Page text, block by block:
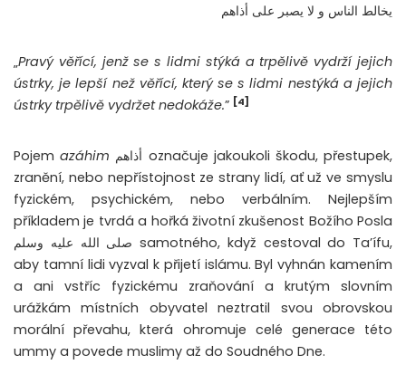
يخالط الناس و لا يصبر على أذاهم
„Pravý věřící, jenž se s lidmi stýká a trpělivě vydrží jejich
ústrky, je lepší než věřící, který se s lidmi nestýká a jejich
ústrky trpělivě vydržet nedokáže.” [4]
Pojemazáhim
zranění, nebo nepřístojnost ze strany lidí, ať už ve smyslu
fyzickém, psychickém, nebo verbálním. Nejlepším
příkladem je tvrdá a hořká životní zkušenost Božího Posla
صلى الله عليه وسلم samotného, když cestoval do Ta’ífu,
aby tamní lidi vyzval k přijetí islámu. Byl vyhnán kamením
a ani vstříc fyzickému zraňování a krutým slovním
urážkám místních obyvatel neztratil svou obrovskou
morální převahu, která ohromuje celé generace této
ummy a povede muslimy až do Soudného Dne.